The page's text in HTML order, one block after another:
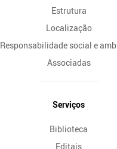
Estrutura
Localização
Responsabilidade social e
Associadas
Serviços
Biblioteca
Editais